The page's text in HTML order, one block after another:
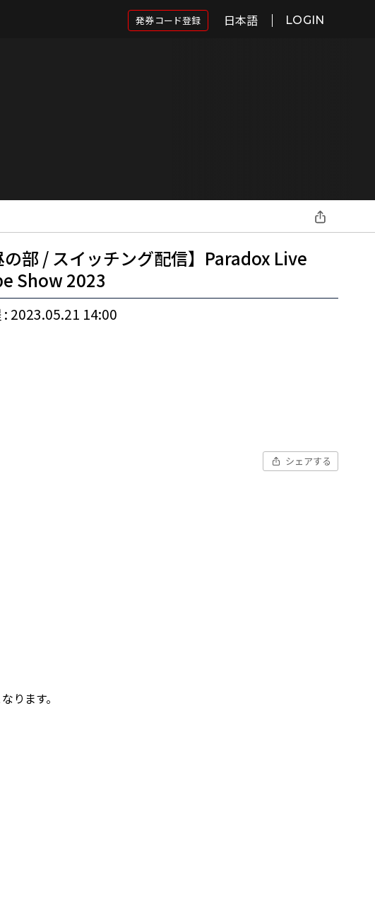
発券コード登録 日本語 LOGIN
の部 / スイッチング配信】Paradox Live
Show 2023
: 2023.05.21 14:00
シェアする
ります。